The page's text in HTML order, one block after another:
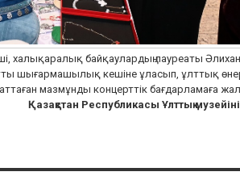
халықаралық байқаулардың лауреаты Әлихан
шығармашылық кешіне ұласып, ұлттық
мазмұнды концерттік бағдарламаға
Қазақстан Республикасы Ұлттық